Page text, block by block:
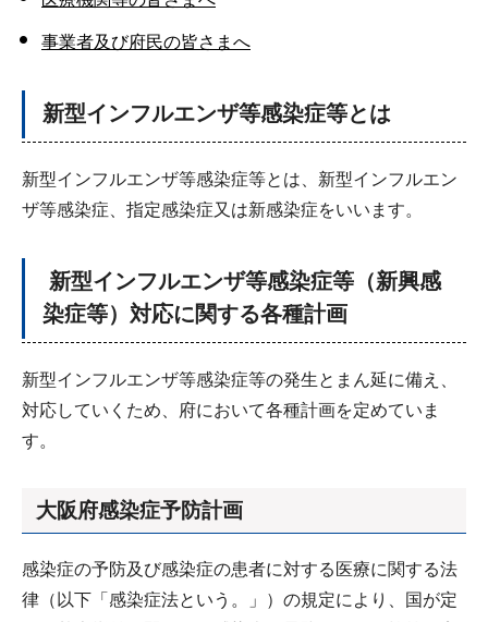
事業者及び府民の皆さまへ
新型インフルエンザ等感染症等とは
新型インフルエンザ等感染症等とは、新型インフルエン
ザ等感染症、指定感染症又は新感染症をいいます。
新型インフルエンザ等感染症等（新興感
染症等）対応に関する各種計画
新型インフルエンザ等感染症等の発生とまん延に備え、
対応していくため、府において各種計画を定めていま
す。
大阪府感染症予防計画
感染症の予防及び感染症の患者に対する医療に関する法
律（以下「感染症法という。」）の規定により、国が定